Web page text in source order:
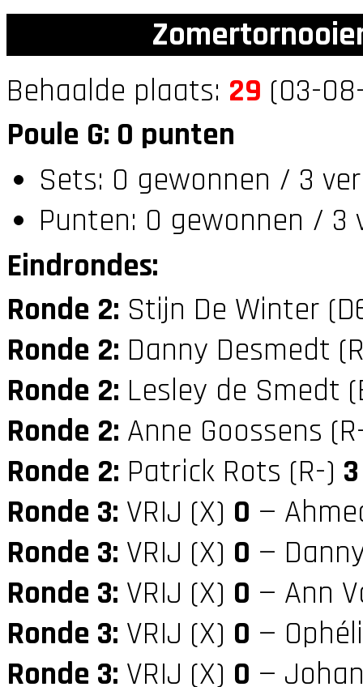
Behaalde plaats: 29 (03-
Poule G: 0 punten
Sets: 0 gewonnen / 3
Punten: 0 gewonnen / 3
Eindrondes:
Ronde 2: Stijn De Winter
Ronde 2: Danny Desmedt
Ronde 2: Lesley de Smedt
Ronde 2: Anne Goossens
Ronde 2: Patrick Rots (R-) 3
Ronde 3: VRIJ (X) 0 —
Ronde 3: VRIJ (X) 0 —
Ronde 3: VRIJ (X) 0 — Ann
Ronde 3: VRIJ (X) 0 —
Ronde 3: VRIJ (X) 0 —